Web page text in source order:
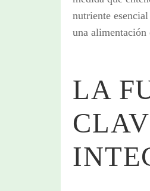
nutriente
una alimentación
LA